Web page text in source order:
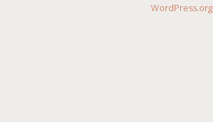
WordPress.org